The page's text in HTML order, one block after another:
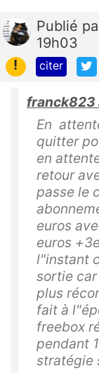
Publié
19h03
!
citer
franck823
En
quitter
en
retour
passe le
euros
euros
l"instant
sortie
plus
fait à
freebox
pendant
stratégie